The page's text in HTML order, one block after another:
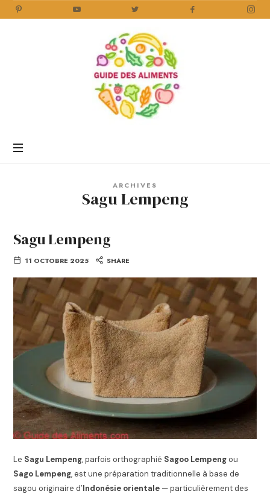
Aliments
ARCHIVES
Sagu Lempeng
Sagu Lempeng
11 OCTOBRE 2025 SHARE
Le Sagu Lempeng, parfois orthographié Sagoo Lempengou
Sago Lempeng, est une préparation traditionnelle à base de
sagou originaire d’Indonésie orientale — particulièrement des